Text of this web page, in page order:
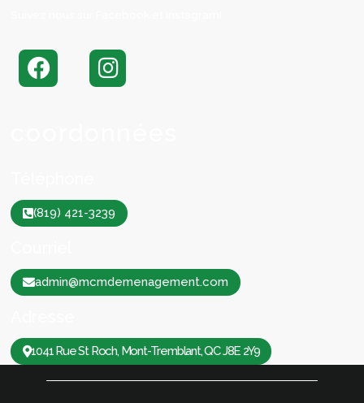
(819) 421-3239
admin@mcmdemenagement.com
1041 Rue St Roch, Mont-Tremblant, QC J8E 2Y9